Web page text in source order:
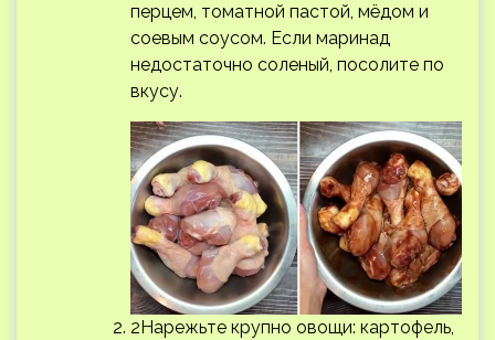
перцем, томатной пастой, мёдом и
соевым соусом. Если маринад
недостаточно соленый, посолите по
вкусу.
2Нарежьте крупно овощи: картофель,